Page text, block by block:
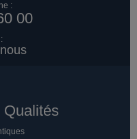
:
00
Qualités